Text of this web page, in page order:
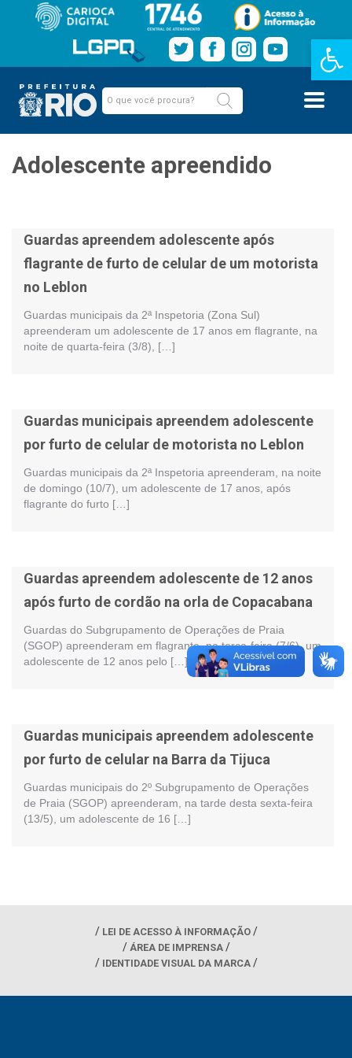
Barra de
Adolescente apreendido
Guardas apreendem adolescente após
flagrante de furto de celular de um motorista
no Leblon
Guardas municipais da 2ª Inspetoria (Zona Sul)
apreenderam um adolescente de 17 anos em flagrante, na
noite de quarta-feira (3/8), […]
Guardas municipais apreendem adolescente
por furto de celular de motorista no Leblon
Guardas municipais da 2ª Inspetoria apreenderam, na noite
de domingo (10/7), um adolescente de 17 anos, após
flagrante do furto […]
Guardas apreendem adolescente de 12 anos
após furto de cordão na orla de Copacabana
Guardas do Subgrupamento de Operações de Praia
(SGOP) apreenderam em flagrante, na terça-feira (7/6), um
adolescente de 12 anos pelo […]
Guardas municipais apreendem adolescente
por furto de celular na Barra da Tijuca
Guardas municipais do 2º Subgrupamento de Operações
de Praia (SGOP) apreenderam, na tarde desta sexta-feira
(13/5), um adolescente de 16 […]
LEI DE ACESSO À INFORMAÇÃO
ÁREA DE IMPRENSA
IDENTIDADE VISUAL DA MARCA